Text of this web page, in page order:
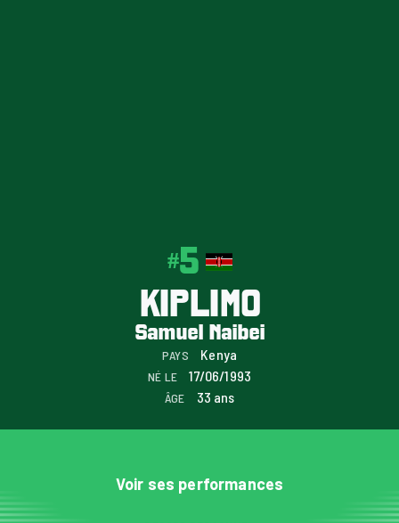
#5
KIPLIMO
Samuel Naibei
PAYS Kenya
NÉ LE 17/06/1993
ÂGE 33 ans
Voir ses performances